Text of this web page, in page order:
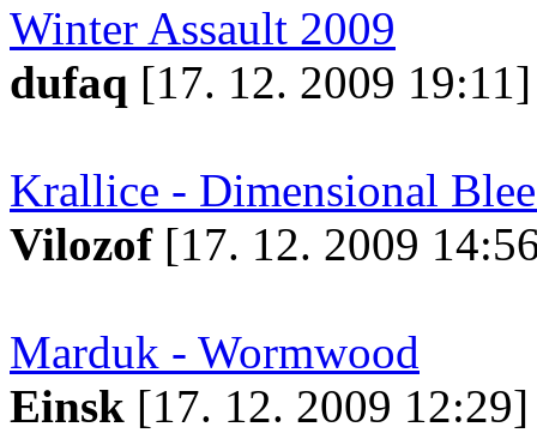
Winter Assault 2009
dufaq [17. 12. 2009 19:11]
Krallice - Dimensional
Vilozof[17. 12. 2009
Marduk - Wormwood
Einsk [17. 12. 2009 12:29]